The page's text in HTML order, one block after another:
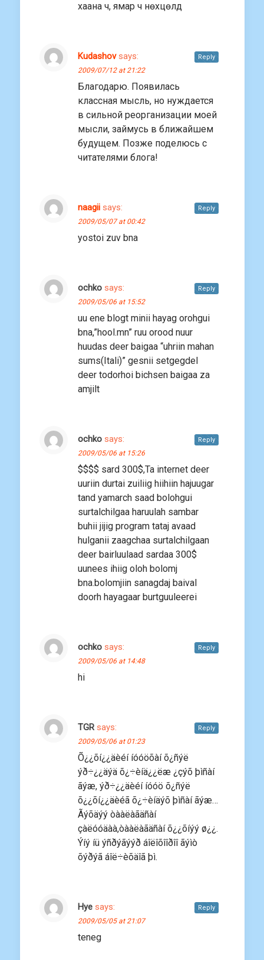
хаана ч, ямар ч нөхцөлд
Kudashov says:
2009/07/12 at 21:22
Благодарю. Появилась
классная мысль, но нуждается
в сильной реорганизации моей
мысли, займусь в ближайшем
будущем. Позже поделюсь с
читателями блога!
Reply
naagii says:
2009/05/07 at 00:42
yostoi zuv bna
Reply
ochko says:
2009/05/06 at 15:52
uu ene blogt minii hayag orohgui
bna,”hool.mn” ruu orood nuur
huudas deer baigaa “uhriin mahan
sums(Itali)” gesnii setgegdel
deer todorhoi bichsen baigaa za
amjilt
Reply
ochko says:
2009/05/06 at 15:26
$$$$ sard 300$,Ta internet deer
uuriin durtai zuiliig hiihiin hajuugar
tand yamarch saad bolohgui
surtalchilgaa haruulah sambar
buhii jijig program tataj avaad
hulganii zaagchaa surtalchilgaan
deer bairluulaad sardaa 300$
uunees ihiig oloh bolomj
bna.bolomjiin sanagdaj baival
doorh hayagaar burtguuleerei
Reply
ochko says:
2009/05/06 at 14:48
hi
Reply
TGR says:
2009/05/06 at 01:23
Õ¿¿õí¿¿äèéí íóóöõàí õ¿ñýë
ýð÷¿¿äýä õ¿÷èíä¿¿ëæ ¿çýõ þìñàí
ãýæ, ýð÷¿¿äèéí íóóö õ¿ñýë
õ¿¿õí¿¿äèéã õ¿÷èíäýõ þìñàí ãýæ…
Ãýõäýý òààëàãäñàí
çàëóóäàà,òààëàãäñàí õ¿¿õíýý ø¿¿.
Ýíý íü ýñðýãýýð áîëîõîîðîî ãýìò
õýðýã áîë÷èõäîã þì.
Reply
Hye says:
2009/05/05 at 21:07
teneg
Reply